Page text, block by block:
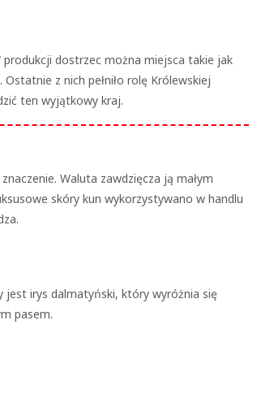
produkcji dostrzec można miejsca takie jak
z nich pełniło rolę Królewskiej
ten wyjątkowy kraj.
Waluta zawdzięcza ją małym
skóry kun wykorzystywano w handlu
jest irys dalmatyński, który wyróżnia się
pasem.